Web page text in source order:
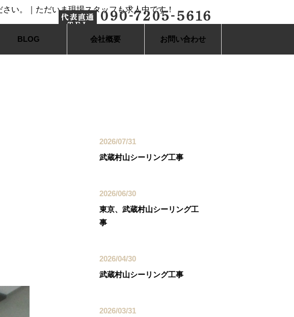
BLOG 会社概要 お問い合わせ
2026/07/31
武蔵村山シーリング工事
2026/06/30
東京、武蔵村山シーリング工
事
2026/04/30
武蔵村山シーリング工事
2026/03/31